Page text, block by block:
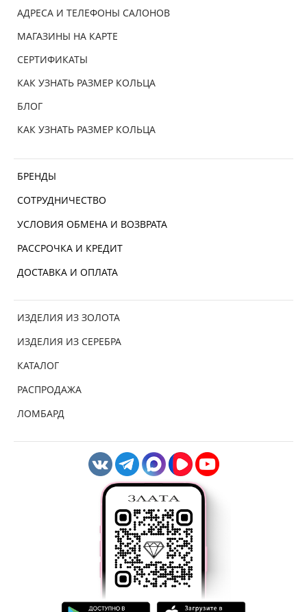
АДРЕСА И ТЕЛЕФОНЫ САЛОНОВ
МАГАЗИНЫ НА КАРТЕ
СЕРТИФИКАТЫ
КАК УЗНАТЬ РАЗМЕР КОЛЬЦА
БЛОГ
КАК УЗНАТЬ РАЗМЕР КОЛЬЦА
БРЕНДЫ
СОТРУДНИЧЕСТВО
УСЛОВИЯ ОБМЕНА И ВОЗВРАТА
РАССРОЧКА И КРЕДИТ
ДОСТАВКА И ОПЛАТА
ИЗДЕЛИЯ ИЗ ЗОЛОТА
ИЗДЕЛИЯ ИЗ СЕРЕБРА
КАТАЛОГ
РАСПРОДАЖА
ЛОМБАРД